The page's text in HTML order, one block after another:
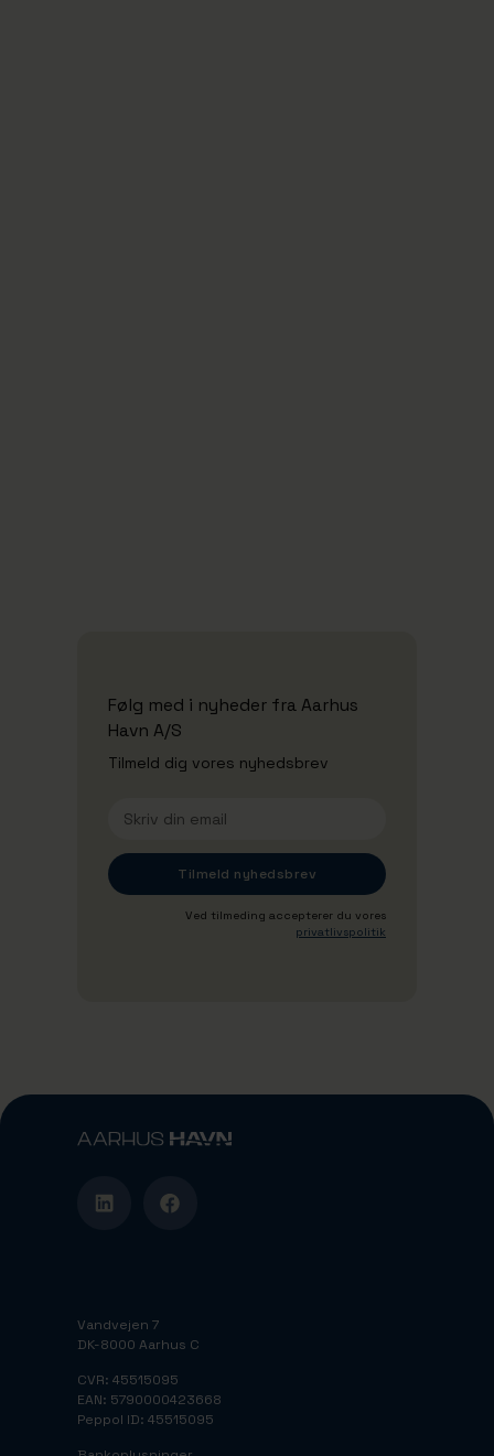
Følg med i nyheder fra Aarhus
Havn A/S
Tilmeld dig vores nyhedsbrev
Ved tilmeding accepterer du vores
privatlivspolitik
Vandvejen 7
DK-8000 Aarhus C
CVR: 45515095
EAN: 5790000423668
Peppol ID: 45515095